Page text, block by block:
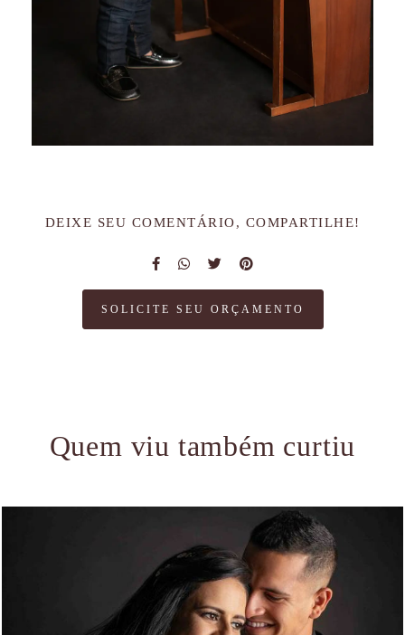
DEIXE SEU COMENTÁRIO, COMPARTILHE!
SOLICITE SEU ORÇAMENTO
Quem viu também curtiu